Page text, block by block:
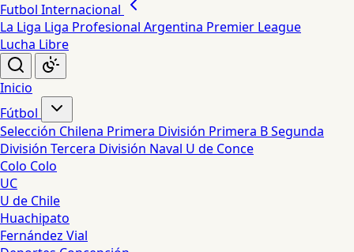
Futbol Internacional
La Liga Liga Profesional Argentina Premier League
Lucha Libre
Inicio
Fútbol
Selección Chilena Primera División Primera BSegunda
División Tercera División Naval U de Conce
Colo Colo
UC
U de Chile
Huachipato
Fernández Vial